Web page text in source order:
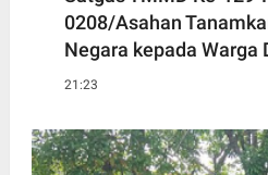
0208/Asahan
Negara kepada Warga
21:23